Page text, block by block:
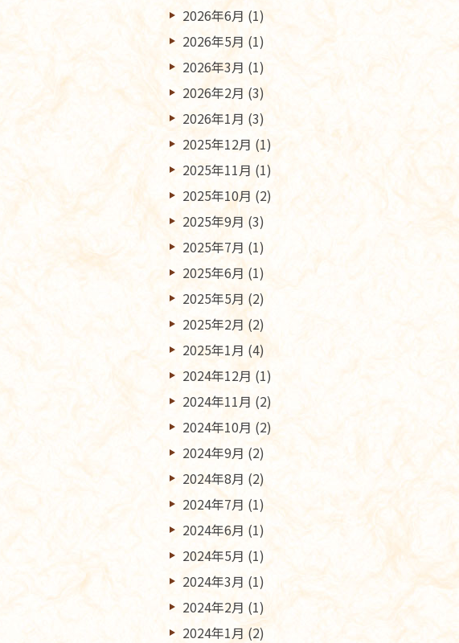
2026年6月 (1)
2026年5月 (1)
2026年3月 (1)
2026年2月 (3)
2026年1月 (3)
2025年12月 (1)
2025年11月 (1)
2025年10月 (2)
2025年9月 (3)
2025年7月 (1)
2025年6月 (1)
2025年5月 (2)
2025年2月 (2)
2025年1月 (4)
2024年12月 (1)
2024年11月 (2)
2024年10月 (2)
2024年9月 (2)
2024年8月 (2)
2024年7月 (1)
2024年6月 (1)
2024年5月 (1)
2024年3月 (1)
2024年2月 (1)
2024年1月 (2)